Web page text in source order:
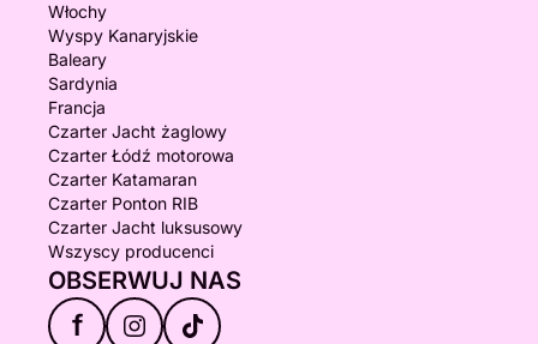
Włochy
Wyspy Kanaryjskie
Baleary
Sardynia
Francja
Czarter Jacht żaglowy
Czarter Łódź motorowa
Czarter Katamaran
Czarter Ponton RIB
Czarter Jacht luksusowy
Wszyscy producenci
OBSERWUJ NAS
f